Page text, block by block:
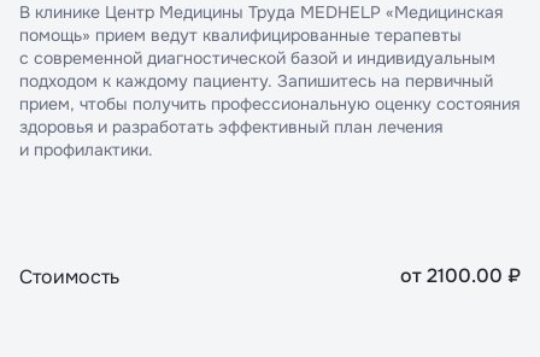
В клинике Центр Медицины Труда MEDHELP «Медицинская
помощь» прием ведут квалифицированные терапевты
с современной диагностической базой и индивидуальным
подходом к каждому пациенту. Запишитесь на первичный
прием, чтобы получить профессиональную оценку состояния
здоровья и разработать эффективный план лечения
и профилактики.
Стоимость от2100.00 ₽